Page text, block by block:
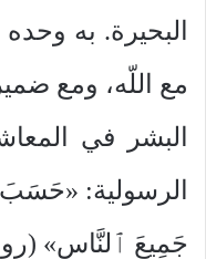
البحيرة. به
مع اللّه، ومع
البشر في
الرسولية: «حَسَبَ
جَمِيعَ ٱلنَّاسِ» (رومية